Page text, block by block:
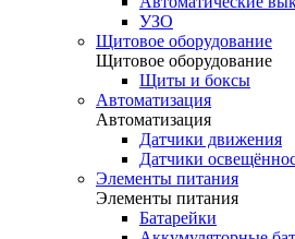
УЗО
Щитовое оборудование
Щитовое оборудование
Щиты и боксы
Автоматизация
Автоматизация
Датчики движения
Датчики
Элементы питания
Элементы питания
Батарейки